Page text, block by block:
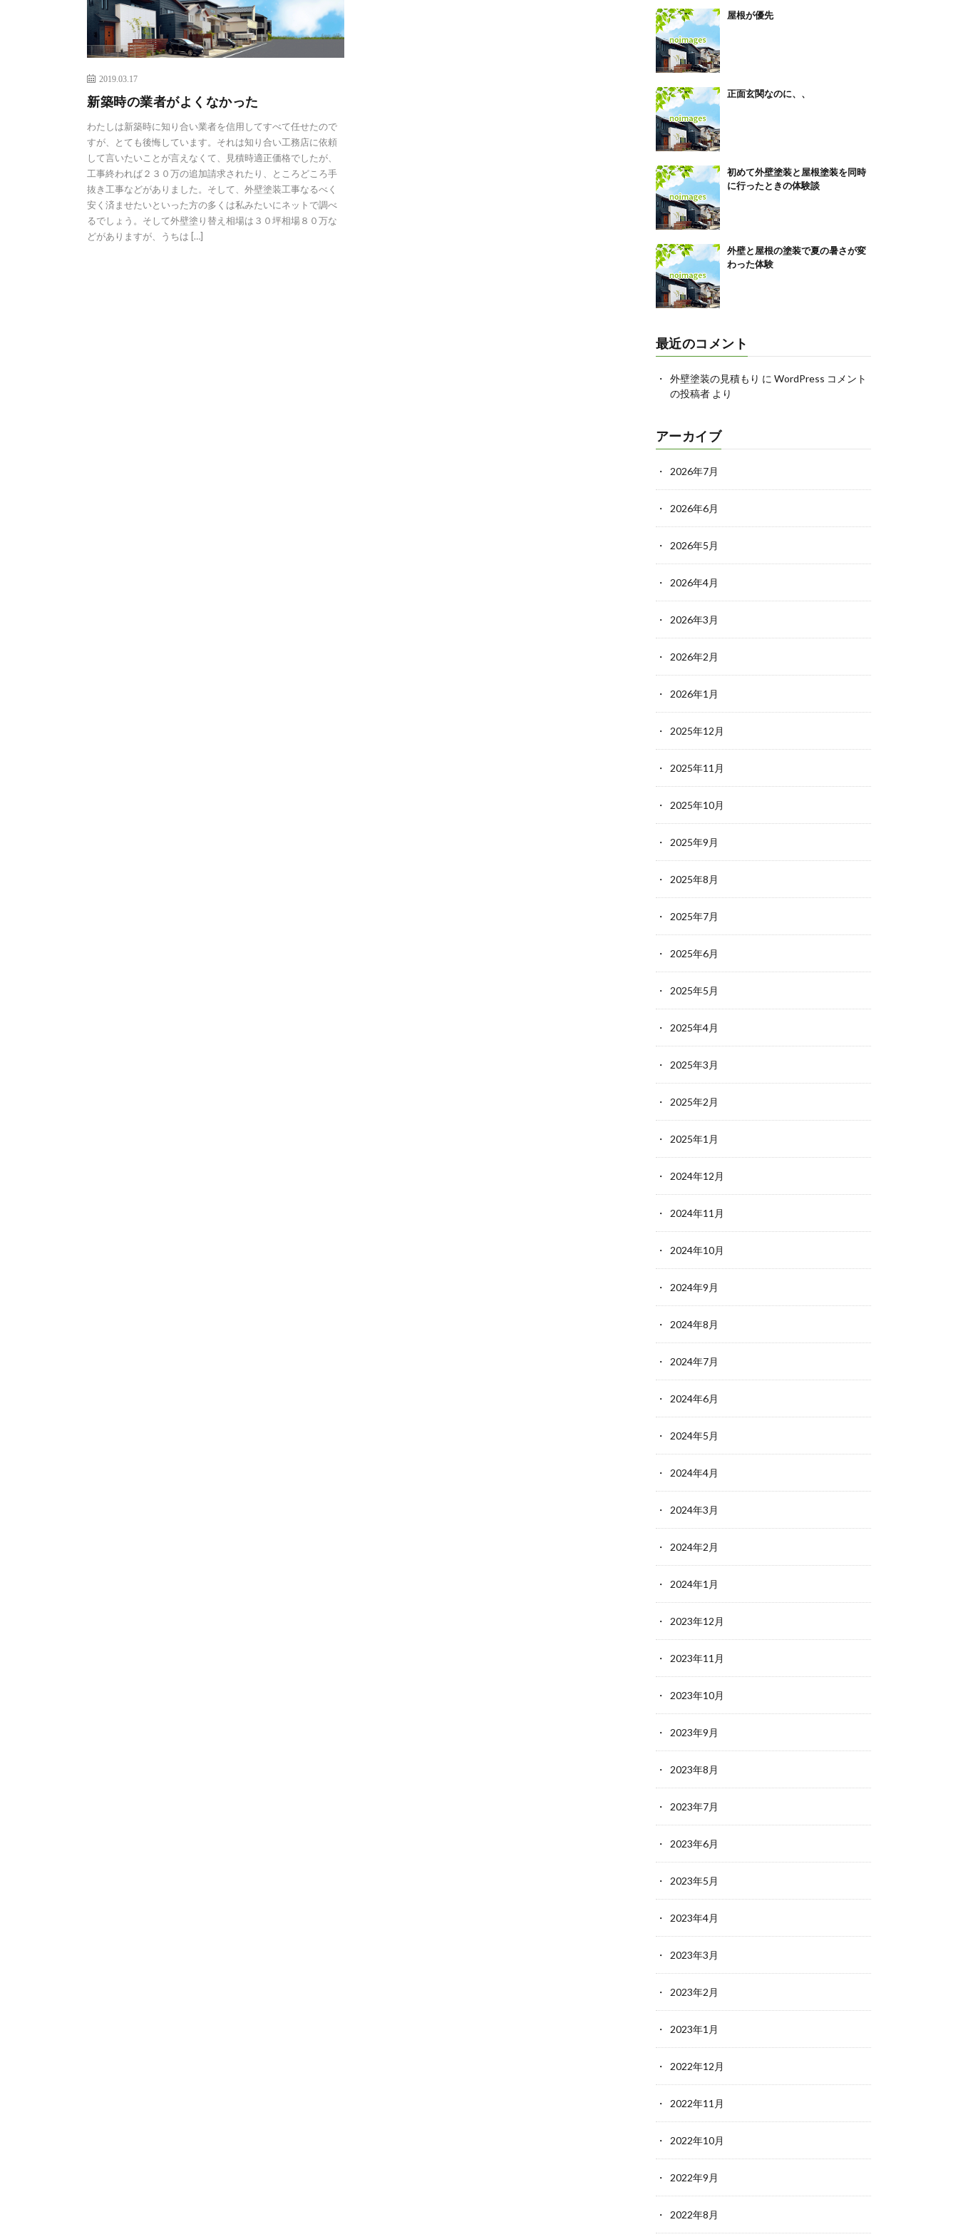
2019.03.17
新築時の業者がよくなかった
わたしは新築時に知り合い業者を信用してすべて任せたので
すが、とても後悔しています。それは知り合い工務店に依頼
して言いたいことが言えなくて、見積時適正価格でしたが、
工事終われば２３０万の追加請求されたり、ところどころ手
抜き工事などがありました。そして、外壁塗装工事なるべく
安く済ませたいといった方の多くは私みたいにネットで調べ
るでしょう。そして外壁塗り替え相場は３０坪相場８０万な
どがありますが、うちは […]
屋根が優先
正面玄関なのに、、
初めて外壁塗装と屋根塗装を同時
に行ったときの体験談
外壁と屋根の塗装で夏の暑さが変
わった体験
最近のコメント
外壁塗装の見積もり に WordPress コメント
の投稿者より
アーカイブ
2026年7月
2026年6月
2026年5月
2026年4月
2026年3月
2026年2月
2026年1月
2025年12月
2025年11月
2025年10月
2025年9月
2025年8月
2025年7月
2025年6月
2025年5月
2025年4月
2025年3月
2025年2月
2025年1月
2024年12月
2024年11月
2024年10月
2024年9月
2024年8月
2024年7月
2024年6月
2024年5月
2024年4月
2024年3月
2024年2月
2024年1月
2023年12月
2023年11月
2023年10月
2023年9月
2023年8月
2023年7月
2023年6月
2023年5月
2023年4月
2023年3月
2023年2月
2023年1月
2022年12月
2022年11月
2022年10月
2022年9月
2022年8月